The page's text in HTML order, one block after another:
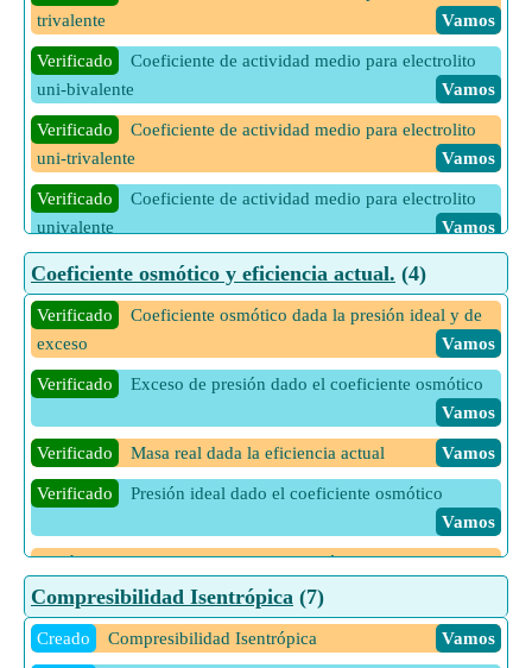
Verificado
13 Más calculadoras de Coeficiente de transferencia de calor
trivalente
Vamos
Verificado
Coeficiente de actividad medio para electrolito
uni-bivalente
Vamos
Verificado
Coeficiente de actividad medio para electrolito
uni-trivalente
Vamos
Verificado
Coeficiente de actividad medio para electrolito
univalente
Vamos
Verificado
Coeficiente de actividad medio utilizando la ley
de limitación de Debey-Huckel
Vamos
Coeficiente osmótico y eficiencia actual. (4)
Verificado
Coeficiente osmótico dada la presión ideal y de
exceso
Vamos
Verificado
Exceso de presión dado el coeficiente osmótico
Vamos
Verificado Masa real dada la eficiencia actual Vamos
Verificado
Presión ideal dado el coeficiente osmótico
Vamos
5 Más calculadoras de Coeficiente osmótico y eficiencia
actual.
Compresibilidad Isentrópica (7)
Creado Compresibilidad Isentrópica Vamos